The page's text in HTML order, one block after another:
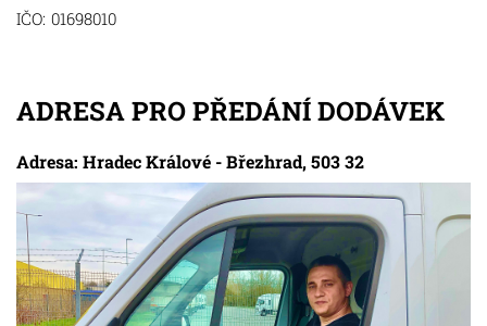
IČO: 01698010
ADRESA PRO PŘEDÁNÍ DODÁVEK
Adresa: Hradec Králové - Březhrad, 503 32